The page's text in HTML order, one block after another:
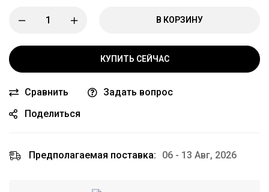
В КОРЗИНУ
КУПИТЬ СЕЙЧАС
Сравнить
Задать вопрос
Поделиться
Предполагаемая поставка: 06 - 13 Авг, 2026